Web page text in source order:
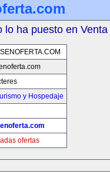
lo ha puesto en Venta
y Hospedaje
ofertas